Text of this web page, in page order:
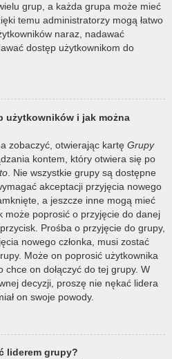
grup, a każda grupa może mieć
temu administratorzy mogą łatwo
naraz, nadawać
dostęp użytkownikom do
użytkowników i jak można
zobaczyć, otwierając kartę Grupy
kontem, który otwiera się po
. Nie wszystkie grupy są dostępne
akceptacji przyjęcia nowego
a jeszcze inne mogą mieć
może poprosić o przyjęcie do danej
Prośba o przyjęcie do grupy,
nowego członka, musi zostać
Może on poprosić użytkownika
on dołączyć do tej grupy. W
decyzji, proszę nie nękać lidera
on swoje powody.
liderem grupy?